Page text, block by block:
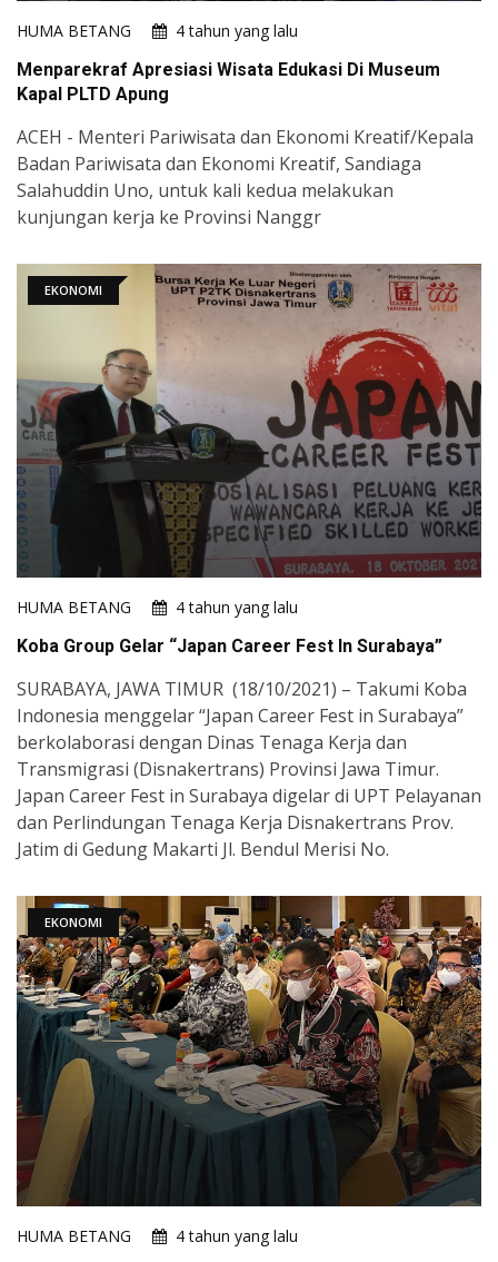
HUMA BETANG
4 tahun yang lalu
Menparekraf Apresiasi Wisata Edukasi Di Museum
Kapal PLTD Apung
ACEH - Menteri Pariwisata dan Ekonomi Kreatif/Kepala
Badan Pariwisata dan Ekonomi Kreatif, Sandiaga
Salahuddin Uno, untuk kali kedua melakukan
kunjungan kerja ke Provinsi Nanggr
EKONOMI
HUMA BETANG
4 tahun yang lalu
Koba Group Gelar “Japan Career Fest In Surabaya”
SURABAYA, JAWA TIMUR (18/10/2021) – Takumi Koba
Indonesia menggelar “Japan Career Fest in Surabaya”
berkolaborasi dengan Dinas Tenaga Kerja dan
Transmigrasi (Disnakertrans) Provinsi Jawa Timur.
Japan Career Fest in Surabaya digelar di UPT Pelayanan
dan Perlindungan Tenaga Kerja Disnakertrans Prov.
Jatim di Gedung Makarti Jl. Bendul Merisi No.
EKONOMI
HUMA BETANG
4 tahun yang lalu